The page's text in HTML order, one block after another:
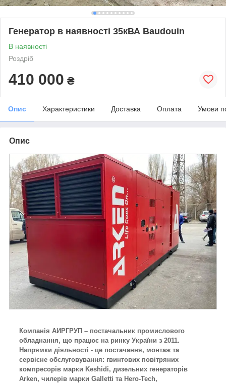
Генератор в наявності 35кВА Baudouin
В наявності
Роздріб
410 000 ₴
Опис Характеристики Доставка Оплата Умови
Опис
Компанія АИРГРУП – постачальник промислового
обладнання, що працює на ринку України з 2011.
Напрямки діяльності - це постачання, монтаж та
сервісне обслуговування: гвинтових повітряних
компресорів марки Keshidi, дизельних генераторів
Arken, чилерів марки Galletti та Hero-Tech,